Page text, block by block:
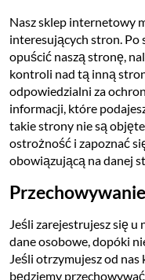
Nasz sklep internetowy
interesujących stron. Po
opuścić naszą stronę,
kontroli nad tą inną
odpowiedzialni za
informacji, które
takie strony nie są
ostrożność i zapoznać
obowiązującą na danej
Przechowywanie
Jeśli zarejestrujesz się u
dane osobowe, dopóki
Jeśli otrzymujesz od
będziemy